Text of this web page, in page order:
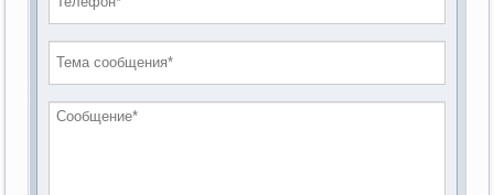
обсуждению Федерального закона Российской
основах социального обслуживания граждан в
2019 год
2018 год